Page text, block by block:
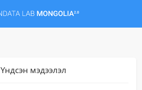
Үндсэн мэдээлэл